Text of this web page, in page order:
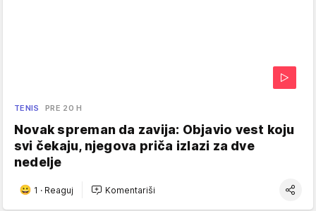
TENIS PRE 20 H
Novak spreman da zavija: Objavio vest koju
svi čekaju, njegova priča izlazi za dve
nedelje
1 · Reaguj Komentariši